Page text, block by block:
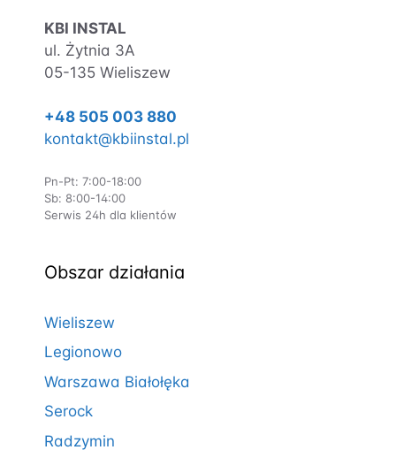
KBI INSTAL
ul. Żytnia 3A
05-135 Wieliszew
+48 505 003 880
kontakt@kbiinstal.pl
Pn-Pt: 7:00-18:00
Sb: 8:00-14:00
Serwis 24h dla klientów
Obszar działania
Wieliszew
Legionowo
Warszawa Białołęka
Serock
Radzymin